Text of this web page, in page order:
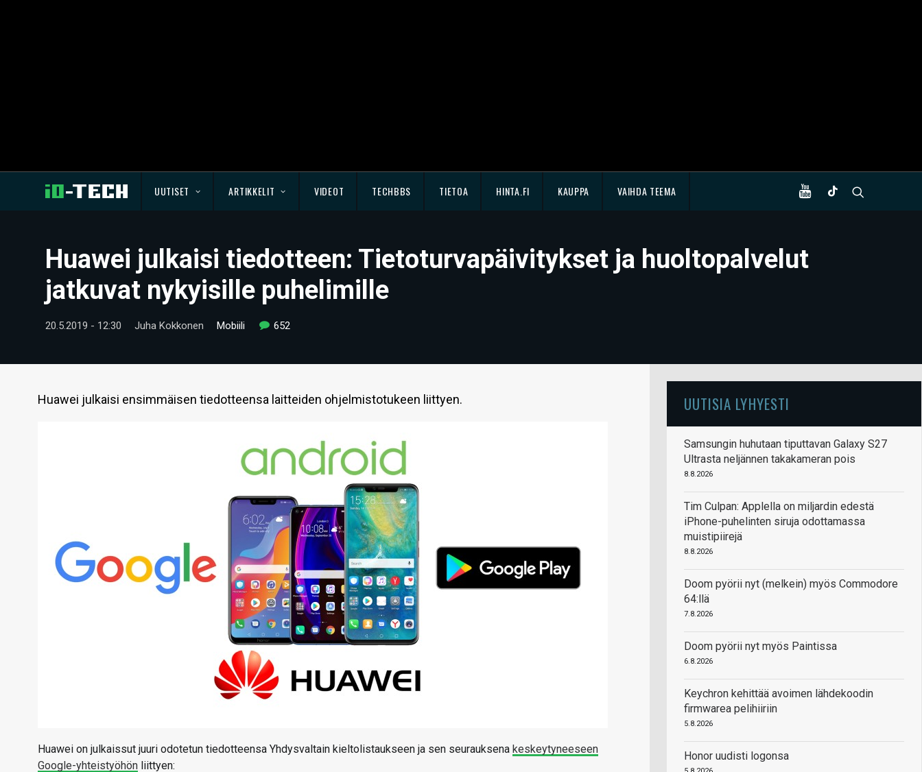
UUTISET ARTIKKELIT VIDEOT TECHBBS TIETOA HINTA.FI KAUPPA VAIHDA TEEMA
Huawei julkaisi tiedotteen: Tietoturvapäivitykset ja huoltopalvelut
jatkuvat nykyisille puhelimille
20.5.2019 - 12:30 Juha Kokkonen Mobiili 652
Huawei julkaisi ensimmäisen tiedotteensa laitteiden ohjelmistotukeen liittyen.
Huawei on julkaissut juuri odotetun tiedotteensa Yhdysvaltain kieltolistaukseen ja sen seurauksena keskeytyneeseen
Google-yhteistyöhön liittyen:
UUTISIA LYHYESTI
Samsungin huhutaan tiputtavan Galaxy S27
Ultrasta neljännen takakameran pois
8.8.2026
Tim Culpan: Applella on miljardin edestä
iPhone-puhelinten siruja odottamassa
muistipiirejä
8.8.2026
Doom pyörii nyt (melkein) myös Commodore
64:llä
7.8.2026
Doom pyörii nyt myös Paintissa
6.8.2026
Keychron kehittää avoimen lähdekoodin
firmwarea pelihiiriin
5.8.2026
Honor uudisti logonsa